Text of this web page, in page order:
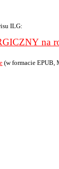
ILG:
na
(w formacie EPUB,